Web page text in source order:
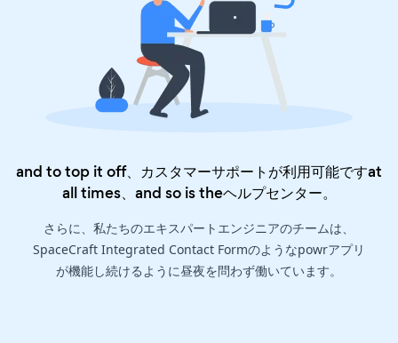
and to top it off、カスタマーサポートが利用可能ですat
all times、and so is theヘルプセンター。
さらに、私たちのエキスパートエンジニアのチームは、
SpaceCraft Integrated Contact Formのようなpowrアプリ
が機能し続けるように昼夜を問わず働いています。